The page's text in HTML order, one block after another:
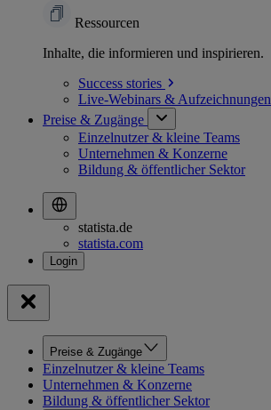
Ressourcen
Inhalte, die informieren und inspirieren.
Success stories
Live-Webinars & Aufzeichnungen
Preise & Zugänge
Einzelnutzer & kleine Teams
Unternehmen & Konzerne
Bildung & öffentlicher Sektor
statista.de
statista.com
Preise & Zugänge
Einzelnutzer & kleine Teams
Unternehmen & Konzerne
Bildung & öffentlicher Sektor